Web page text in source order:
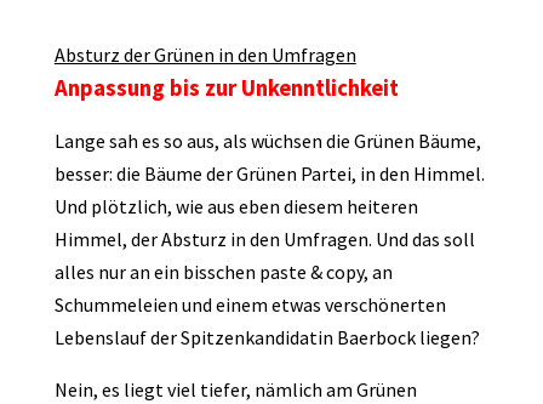
Absturz der Grünen in den Umfragen
Anpassung bis zur Unkenntlichkeit
Lange sah es so aus, als wüchsen die Grünen Bäume,
besser: die Bäume der Grünen Partei, in den Himmel.
Und plötzlich, wie aus eben diesem heiteren
Himmel, der Absturz in den Umfragen. Und das soll
alles nur an ein bisschen paste & copy, an
Schummeleien und einem etwas verschönerten
Lebenslauf der Spitzenkandidatin Baerbock liegen?
Nein, es liegt viel tiefer, nämlich am Grünen